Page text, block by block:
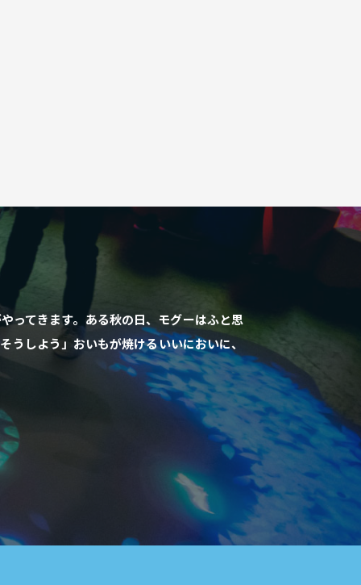
ってきます。ある秋の日、モグーはふと思
しよう」おいもが焼けるいいにおいに、